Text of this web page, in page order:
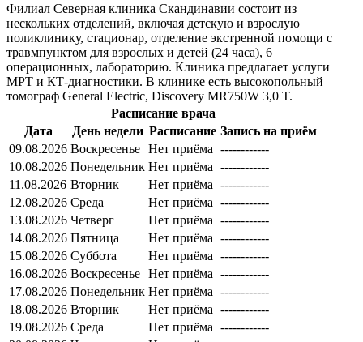
Филиал Северная клиника Скандинавии состоит из
нескольких отделений, включая детскую и взрослую
поликлинику, стационар, отделение экстренной помощи с
травмпунктом для взрослых и детей (24 часа), 6
операционных, лабораторию. Клиника предлагает услуги
МРТ и КТ-диагностики. В клинике есть высокопольный
томограф General Electric, Discovery MR750W 3,0 T.
Расписание врача
Дата
День недели Расписание Запись на приём
09.08.2026 Воскресенье Нет приёма ------------
10.08.2026 Понедельник Нет приёма ------------
11.08.2026 Вторник Нет приёма ------------
12.08.2026 Среда Нет приёма ------------
13.08.2026 Четверг Нет приёма ------------
14.08.2026 Пятница Нет приёма ------------
15.08.2026 Суббота Нет приёма ------------
16.08.2026 Воскресенье Нет приёма ------------
17.08.2026 Понедельник Нет приёма ------------
18.08.2026 Вторник Нет приёма ------------
19.08.2026 Среда Нет приёма ------------